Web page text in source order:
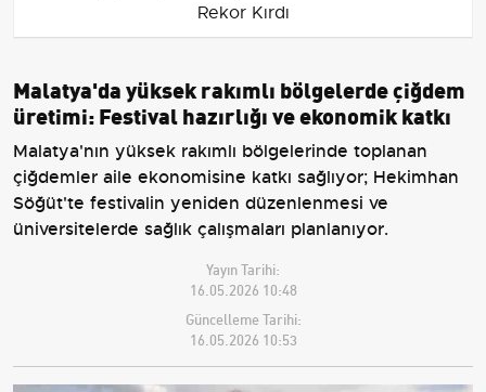
Rekor Kırdı
Malatya'da yüksek rakımlı bölgelerde çiğdem
üretimi: Festival hazırlığı ve ekonomik katkı
Malatya'nın yüksek rakımlı bölgelerinde toplanan
çiğdemler aile ekonomisine katkı sağlıyor; Hekimhan
Söğüt'te festivalin yeniden düzenlenmesi ve
üniversitelerde sağlık çalışmaları planlanıyor.
Yayın Tarihi:
16.05.2026 10:48
Güncelleme Tarihi:
16.05.2026 10:53